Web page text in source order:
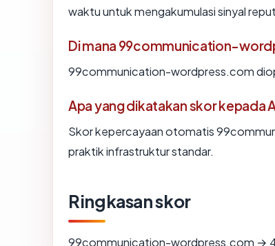
waktu untuk mengakumulasi sinyal
Di mana 99communication-
99communication-wordpress.com
Apa yang dikatakan skor kepada
Skor kepercayaan otomatis
praktik infrastruktur standar.
Ringkasan skor
99communication-wordpress.com →